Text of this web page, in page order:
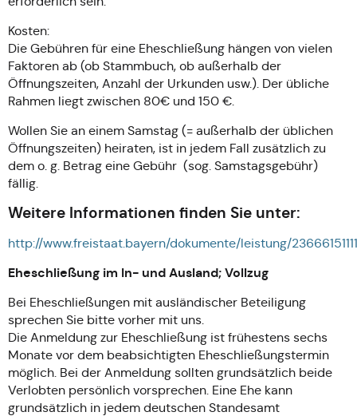
Kosten:
Die Gebühren für eine Eheschließung hängen von vielen
Faktoren ab (ob Stammbuch, ob außerhalb der
Öffnungszeiten, Anzahl der Urkunden usw.). Der übliche
Rahmen liegt zwischen 80€ und 150 €.
Wollen Sie an einem Samstag (= außerhalb der üblichen
Öffnungszeiten) heiraten, ist in jedem Fall zusätzlich zu
dem o. g. Betrag eine Gebühr (sog. Samstagsgebühr)
fällig.
Weitere Informationen finden Sie unter:
http://www.freistaat.bayern/dokumente/leistung/23666151111
Eheschließung im In- und Ausland; Vollzug
Bei Eheschließungen mit ausländischer Beteiligung
sprechen Sie bitte vorher mit uns.
Die Anmeldung zur Eheschließung ist frühestens sechs
Monate vor dem beabsichtigten Eheschließungstermin
möglich. Bei der Anmeldung sollten grundsätzlich beide
Verlobten persönlich vorsprechen. Eine Ehe kann
grundsätzlich in jedem deutschen Standesamt